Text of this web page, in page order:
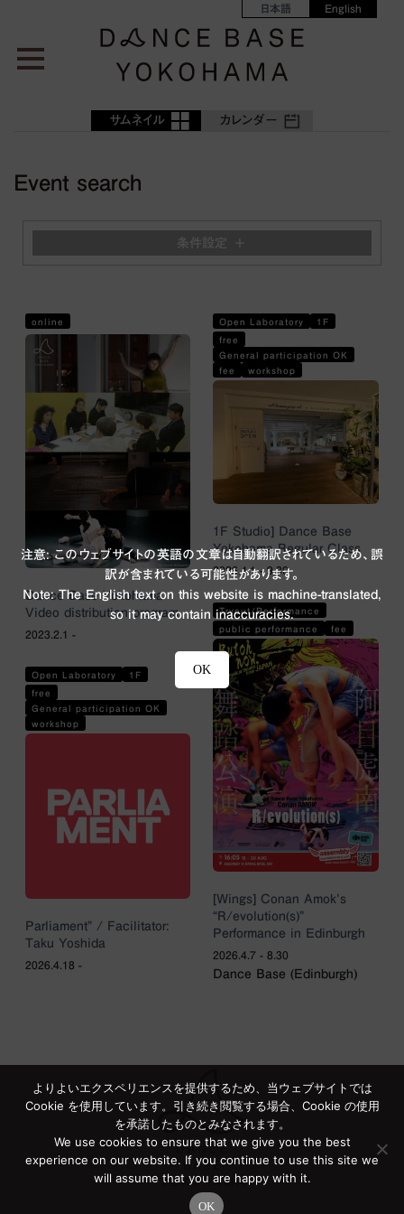
日本語 English
サムネイル カレンダー
Event search
条件設定
online
Dance Base Yokohama
Video distribution program
2023.2.1 -
Open Laboratory
1F
free
General participation OK
fee
workshop
1F Studio] Dance Base
Yokohama Regular Class
2026.4.1 - 9.30
Tryout/Performance
public performance
fee
[Wings] Conan Amok’s
“R/evolution(s)”
Performance in Edinburgh
2026.4.7 - 8.30
Dance Base (Edinburgh)
Open Laboratory
1F
free
General participation OK
workshop
Parliament” / Facilitator:
Taku Yoshida
2026.4.18 -
よりよいエクスペリエンスを提供するため、当ウェブサイトでは
Cookie を使用しています。引き続き閲覧する場合、Cookie の使用
を承諾したものとみなされます。
We use cookies to ensure that we give you the best
experience on our website. If you continue to use this site we
will assume that you are happy with it.
OK
注意: このウェブサイトの英語の文章は自動翻訳されているため、誤
訳が含まれている可能性があります。
Note: The English text on this website is machine-translated,
so it may contain inaccuracies.
OK